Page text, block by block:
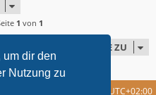
um dir den
Nutzung zu
1 von 1
GEHE ZU
UTC+02:00
löschen